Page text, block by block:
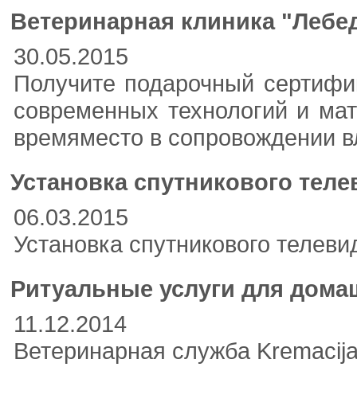
Ветеринарная клиника
30.05.2015
Получите подарочный
современных технологий и
времяместо в сопровождении
Установка спутникового
06.03.2015
Установка спутникового
Ритуальные услуги для
11.12.2014
Ветеринарная служба